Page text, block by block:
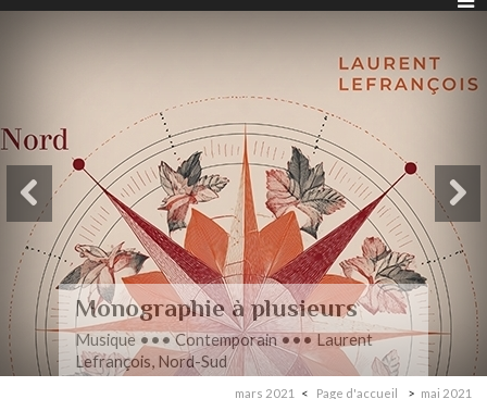
Romance en musique
Musique ••• Contemporain ••• Nathan
Henninger, Romanza pour cordes
mars 2021 Page d'accueil mai 2021